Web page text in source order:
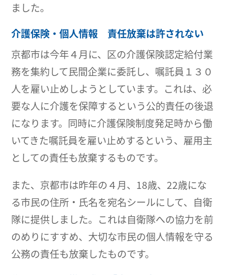
ました。
介護保険・個人情報 責任放棄は許されない
京都市は今年４月に、区の介護保険認定給付業
務を集約して民間企業に委託し、嘱託員１３０
人を雇い止めしようとしています。これは、必
要な人に介護を保障するという公的責任の後退
になります。同時に介護保険制度発足時から働
いてきた嘱託員を雇い止めするという、雇用主
としての責任も放棄するものです。
また、京都市は昨年の４月、18歳、22歳にな
る市民の住所・氏名を宛名シールにして、自衛
隊に提供しました。これは自衛隊への協力を前
のめりにすすめ、大切な市民の個人情報を守る
公務の責任も放棄したものです。